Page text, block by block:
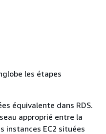
les étapes
équivalente dans RDS.
approprié entre la
instances EC2 situées